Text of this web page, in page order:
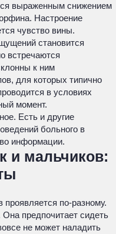
выраженным снижением
Настроение
чувство вины.
становится
встречаются
к ним
для которых типично
в условиях
момент.
Есть и другие
больного в
информации.
и мальчиков:
по-разному.
предпочитает сидеть
не может наладить